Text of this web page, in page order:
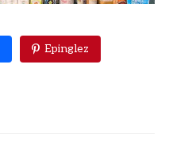
Epinglez